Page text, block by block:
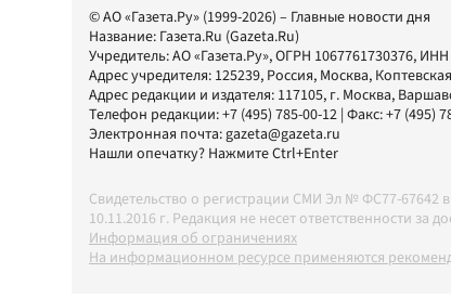
© АО «Газета.Ру» (1999-2026) – Главные новости дня
Название: Газета.Ru (Gazeta.Ru)
Учредитель:АО «Газета.Ру», ОГРН 1067761730376, ИНН
Адрес учредителя: 125239, Россия, Москва,
Адрес редакции и издателя: 117105, г. Москва,
Телефон редакции:+7 (495) 785-00-12 | Факс:+7 (495)
Электронная почта:gazeta@gazeta.ru
Нашли опечатку? Нажмите Ctrl+Enter
Свидетельство о регистрации СМИ Эл № ФС77-
10.11.2016 г. Редакция не несет ответственности
Информация об ограничениях
На информационном ресурсе применяются